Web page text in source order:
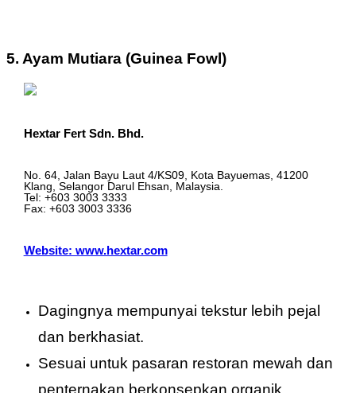
5. Ayam Mutiara (Guinea Fowl)
Hextar Fert Sdn. Bhd.
No. 64, Jalan Bayu Laut 4/KS09, Kota Bayuemas, 41200
Klang, Selangor Darul Ehsan, Malaysia.
Tel: +603 3003 3333
Fax: +603 3003 3336
Website: www.hextar.com
Dagingnya mempunyai tekstur lebih pejal
dan berkhasiat.
Sesuai untuk pasaran restoran mewah dan
penternakan berkonsepkan organik.